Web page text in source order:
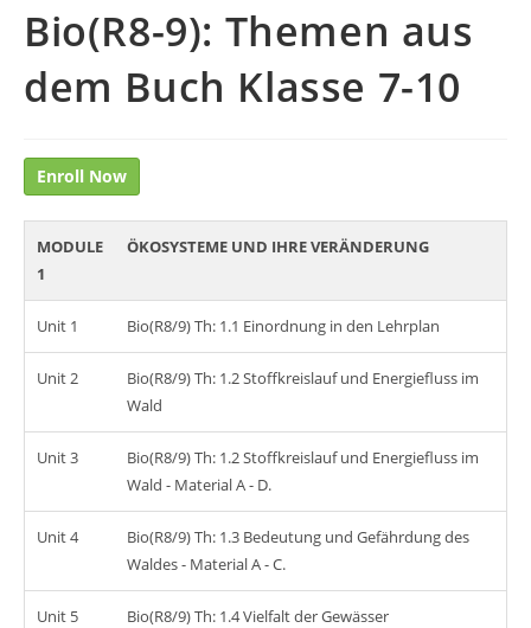
Bio(R8-9): Themen aus
dem Buch Klasse 7-10
Enroll Now
MODULE
1
ÖKOSYSTEME UND IHRE VERÄNDERUNG
Unit 1 Bio(R8/9) Th: 1.1 Einordnung in den Lehrplan
Unit 2
Bio(R8/9) Th: 1.2 Stoffkreislauf und Energiefluss im
Wald
Unit 3
Bio(R8/9) Th: 1.2 Stoffkreislauf und Energiefluss im
Wald - Material A - D.
Unit 4
Bio(R8/9) Th: 1.3 Bedeutung und Gefährdung des
Waldes - Material A - C.
Unit 5 Bio(R8/9) Th: 1.4 Vielfalt der Gewässer